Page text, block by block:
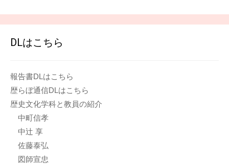
DLはこちら
報告書DLはこちら
歴らぼ通信DLはこちら
歴史文化学科と教員の紹介
中町信孝
中辻 享
佐藤泰弘
図師宣忠